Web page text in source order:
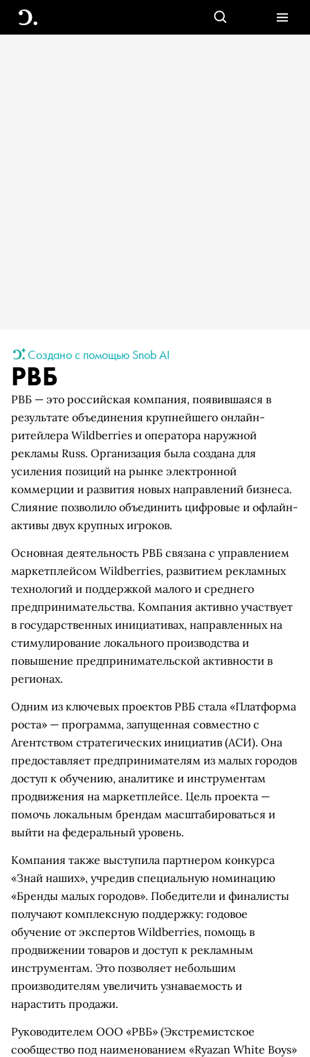
Создано с помощью Snob AI
РВБ
РВБ — это российская компания, появившаяся в
результате объединения крупнейшего онлайн-
ритейлера Wildberries и оператора наружной
рекламы Russ. Организация была создана для
усиления позиций на рынке электронной
коммерции и развития новых направлений бизнеса.
Слияние позволило объединить цифровые и офлайн-
активы двух крупных игроков.
Основная деятельность РВБ связана с управлением
маркетплейсом Wildberries, развитием рекламных
технологий и поддержкой малого и среднего
предпринимательства. Компания активно участвует
в государственных инициативах, направленных на
стимулирование локального производства и
повышение предпринимательской активности в
регионах.
Одним из ключевых проектов РВБ стала «Платформа
роста» — программа, запущенная совместно с
Агентством стратегических инициатив (АСИ). Она
предоставляет предпринимателям из малых городов
доступ к обучению, аналитике и инструментам
продвижения на маркетплейсе. Цель проекта —
помочь локальным брендам масштабироваться и
выйти на федеральный уровень.
Компания также выступила партнером конкурса
«Знай наших», учредив специальную номинацию
«Бренды малых городов». Победители и финалисты
получают комплексную поддержку: годовое
обучение от экспертов Wildberries, помощь в
продвижении товаров и доступ к рекламным
инструментам. Это позволяет небольшим
производителям увеличить узнаваемость и
нарастить продажи.
Руководителем ООО «РВБ» (Экстремистское
сообщество под наименованием «Ryazan White Boys»